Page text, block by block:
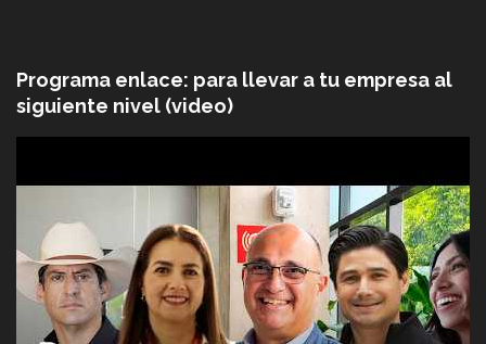
Programa enlace: para llevar a tu empresa al
siguiente nivel (video)